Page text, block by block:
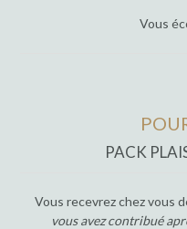
Vous
PACK
Vous recevrez chez vous
vous avez contribué